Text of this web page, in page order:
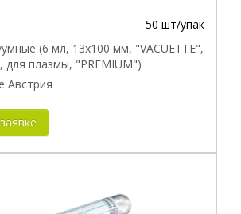
50 шт/упак
(6 мл, 13х100 мм, "VACUETTE",
для плазмы, "PREMIUM")
Австрия